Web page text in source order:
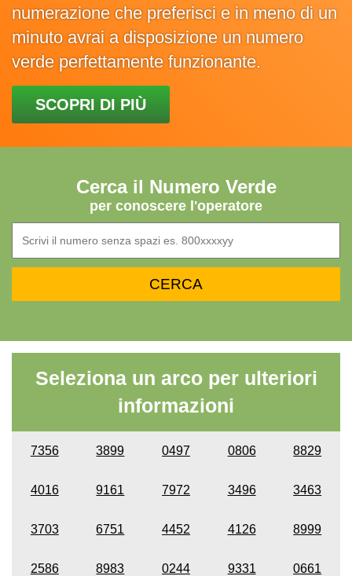
numerazione che preferisci e in meno di un
minuto avrai a disposizione un numero
verde perfettamente funzionante.
SCOPRI DI PIÙ
Cerca il Numero Verde
per conoscere l'operatore
Seleziona un arco per ulteriori
informazioni
7356 3899 0497 0806 8829
4016 9161 7972 3496 3463
3703 6751 4452 4126 8999
2586 8983 0244 9331 0661